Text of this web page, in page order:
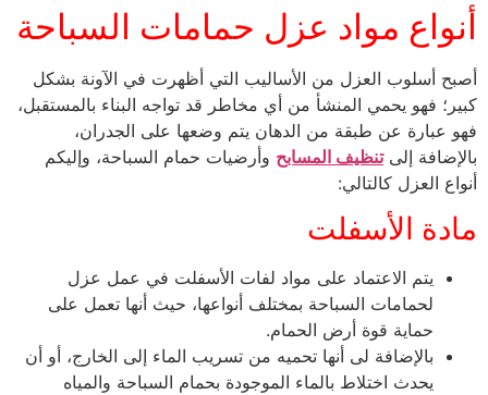
أنواع مواد عزل حمامات السباحة
أصبح أسلوب العزل من الأساليب التي أظهرت في الآونة بشكل
كبير؛ فهو يحمي المنشأ من أي مخاطر قد تواجه البناء بالمستقبل،
فهو عبارة عن طبقة من الدهان يتم وضعها على الجدران،
بالإضافة إلىتنظيف المسابح وأرضيات حمام السباحة، وإليكم
أنواع العزل كالتالي:
مادة الأسفلت
يتم الاعتماد على مواد لفات الأسفلت في عمل عزل
لحمامات السباحة بمختلف أنواعها، حيث أنها تعمل على
حماية قوة أرض الحمام.
بالإضافة لى أنها تحميه من تسريب الماء إلى الخارج، أو أن
يحدث اختلاط بالماء الموجودة بحمام السباحة والمياه